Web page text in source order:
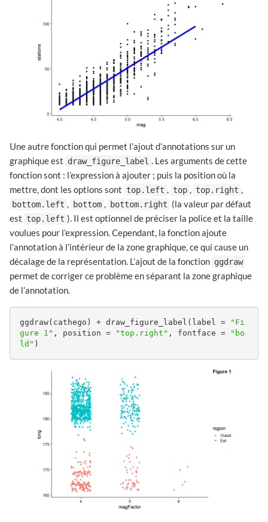
Une autre fonction qui permet l’ajout d’annotations sur un
graphique est draw_figure_label . Les arguments de cette
fonction sont : l’expression à ajouter ; puis la position où la
mettre, dont les options sont top.left , top , top.right ,
bottom.left , bottom , bottom.right (la valeur par défaut
est top.left ). Il est optionnel de préciser la police et la taille
voulues pour l’expression. Cependant, la fonction ajoute
l’annotation à l’intérieur de la zone graphique, ce qui cause un
décalage de la représentation. L’ajout de la fonction ggdraw
permet de corriger ce problème en séparant la zone graphique
de l’annotation.
ggdraw(cathego) + draw_figure_label(label =
"Fi
gure 1" , position = "top.right" , fontface =
"bo
ld" )